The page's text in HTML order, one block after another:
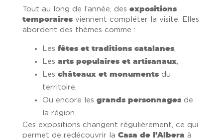
Tout au long de l’année, des expositions
temporairesviennent compléter la visite. Elles
abordent des thèmes comme :
Les fêtes et traditions catalanes,
Les arts populaires et artisanaux,
Les châteaux et monumentsdu
territoire,
Ou encore les grands personnagesde
la région.
Ces expositions changent régulièrement, ce qui
permet de redécouvrir la Casa de l’Albera à